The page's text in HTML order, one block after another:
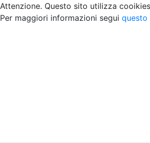
Attenzione. Questo sito utilizza
Per maggiori informazioni segui questo